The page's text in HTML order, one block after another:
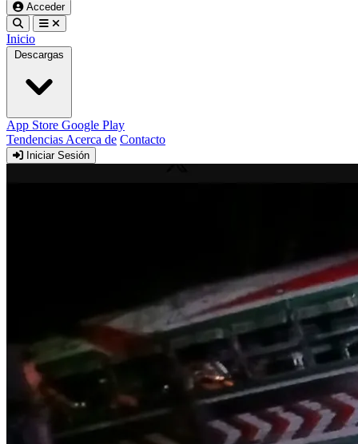
Acceder
Inicio
Descargas
App Store Google Play
Tendencias Acerca de Contacto
Iniciar Sesión